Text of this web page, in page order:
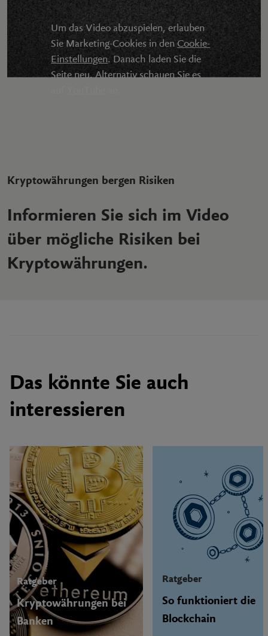
Kryptowährungen bergen Risiken
Informieren Sie sich im Video
über mögliche Risiken bei
Kryptowährungen.
Um das Video abzuspielen, erlauben
Sie Marketing-Cookies in denCookie-
Einstellungen. Danach laden Sie die
Seite neu. Alternativ schauen Sie es
Das könnte Sie auch
interessieren
Ratgeber
Kryptowährungen bei
Banken
Ratgeber
So funktioniert die
Blockchain